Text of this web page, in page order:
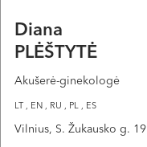
Diana
PLĖŠTYTĖ
Akušerė-ginekologė
LT , EN , RU , PL , ES
Vilnius, S. Žukausko g. 19